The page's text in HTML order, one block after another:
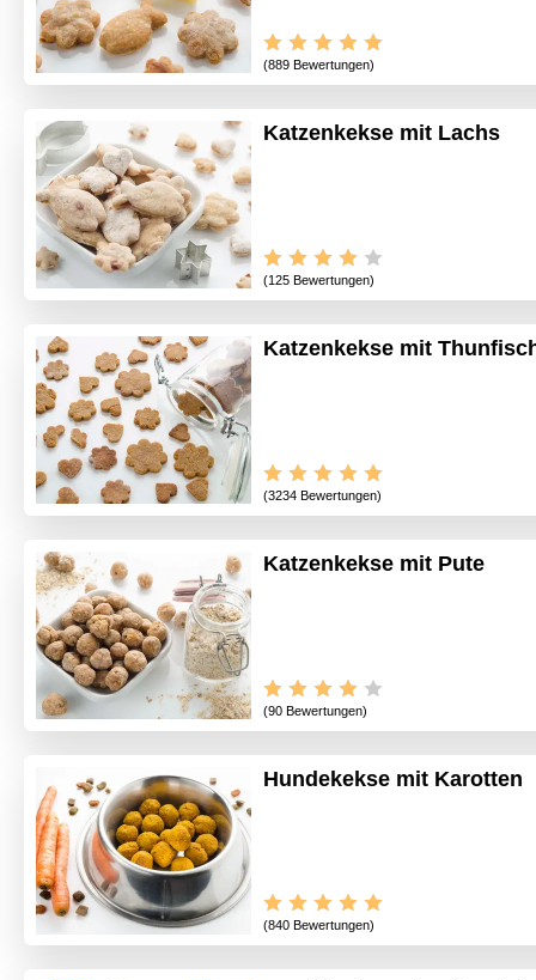
(889 Bewertungen)
Katzenkekse mit Lachs
(125 Bewertungen)
Katzenkekse mit
(3234 Bewertungen)
Katzenkekse mit Pute
(90 Bewertungen)
Hundekekse mit Karotten
(840 Bewertungen)